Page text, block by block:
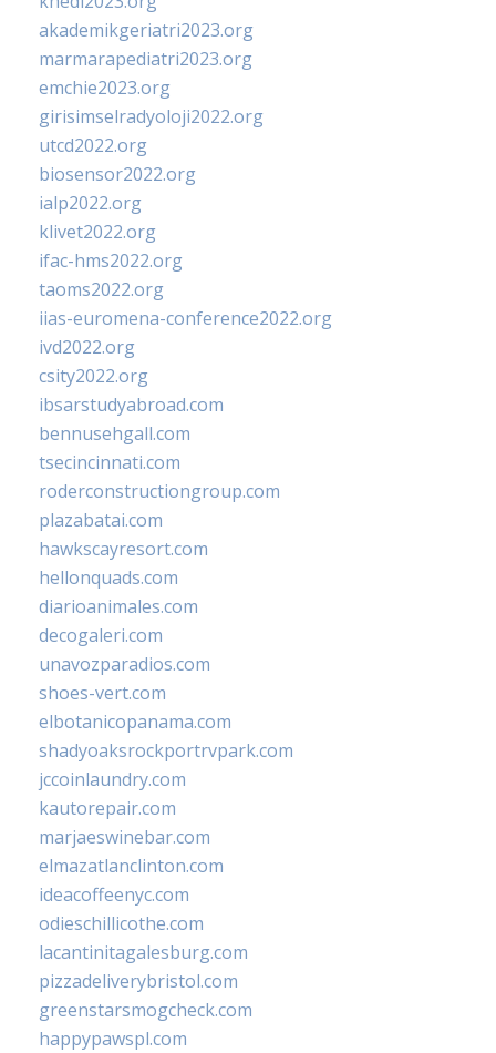
akademikgeriatri2023.org
marmarapediatri2023.org
emchie2023.org
girisimselradyoloji2022.org
utcd2022.org
biosensor2022.org
ialp2022.org
klivet2022.org
ifac-hms2022.org
taoms2022.org
iias-euromena-conference2022.org
ivd2022.org
csity2022.org
ibsarstudyabroad.com
bennusehgall.com
tsecincinnati.com
roderconstructiongroup.com
plazabatai.com
hawkscayresort.com
hellonquads.com
diarioanimales.com
decogaleri.com
unavozparadios.com
shoes-vert.com
elbotanicopanama.com
shadyoaksrockportrvpark.com
jccoinlaundry.com
kautorepair.com
marjaeswinebar.com
elmazatlanclinton.com
ideacoffeenyc.com
odieschillicothe.com
lacantinitagalesburg.com
pizzadeliverybristol.com
greenstarsmogcheck.com
happypawspl.com